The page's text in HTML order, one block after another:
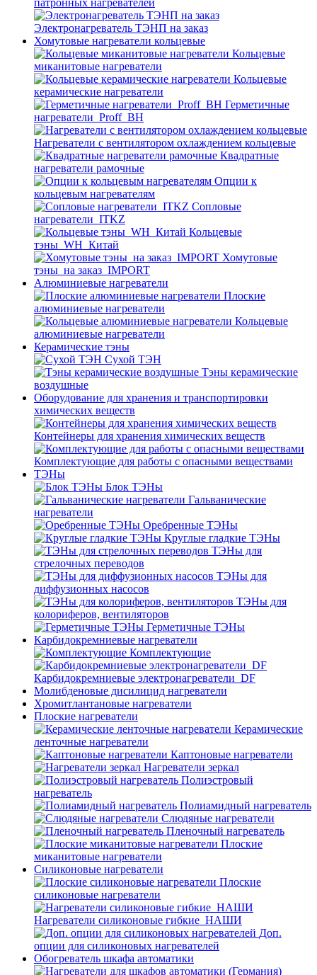
патронных нагревателей
Электронагреватель ТЭНП на заказ
Хомутовые нагреватели кольцевые
Кольцевые
миканитовые нагреватели
Кольцевые
керамические нагреватели
Герметичные
нагреватели_Proff_BH
Нагреватели с вентилятором охлаждением кольцевые
Квадратные
нагреватели рамочные
Опции к
кольцевым нагревателям
Cопловые
нагреватели_ITKZ
Кольцевые
тэны_WH_Китай
Хомутовые
тэны_на заказ_IMPORT
Алюминиевые нагреватели
Плоские
алюминиевые нагреватели
Кольцевые
алюминиевые нагреватели
Керамические тэны
Сухой ТЭН
Тэны керамические
воздушные
Оборудование для хранения и транспортировки
химических веществ
Контейнеры для хранения химических веществ
Комплектующие для работы с опасными веществами
ТЭНы
Блок ТЭНы
Гальванические
нагреватели
Оребренные ТЭНы
Круглые гладкие ТЭНы
ТЭНы для
стрелочных переводов
ТЭНы для
диффузионных насосов
ТЭНы для
колориферов, вентиляторов
Герметичные ТЭНы
Карбидокремниевые нагреватели
Комплектующие
Карбидокремниевые электронагреватели_DF
Молибденовые дисилицид нагреватели
Хромитлантановые нагреватели
Плоские нагреватели
Керамические
ленточные нагреватели
Каптоновые нагреватели
Нагреватели зеркал
Полиэстровый
нагреватель
Полиамидный нагреватель
Слюдяные нагреватели
Пленочный нагреватель
Плоские
миканитовые нагреватели
Силиконовые нагреватели
Плоские
силиконовые нагреватели
Нагреватели силиконовые гибкие_НАШИ
Доп.
опции для силиконовых нагревателей
Обогреватель шкафа автоматики